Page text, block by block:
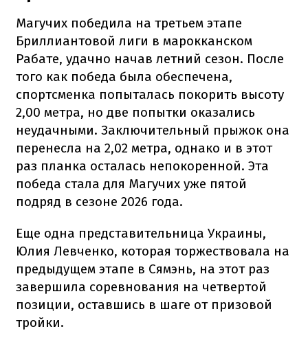
Магучих победила на третьем этапе
Бриллиантовой лиги в марокканском
Рабате, удачно начав летний сезон. После
того как победа была обеспечена,
спортсменка попыталась покорить высоту
2,00 метра, но две попытки оказались
неудачными. Заключительный прыжок она
перенесла на 2,02 метра, однако и в этот
раз планка осталась непокоренной. Эта
победа стала для Магучих уже пятой
подряд в сезоне 2026 года.
Еще одна представительница Украины,
Юлия Левченко, которая торжествовала на
предыдущем этапе в Сямэнь, на этот раз
завершила соревнования на четвертой
позиции, оставшись в шаге от призовой
тройки.